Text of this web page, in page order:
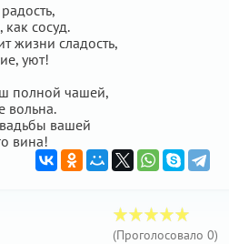
сосуд.
жизни сладость,
уют!
полной чашей,
вольна.
вашей
вина!
(Проголосовало 0)